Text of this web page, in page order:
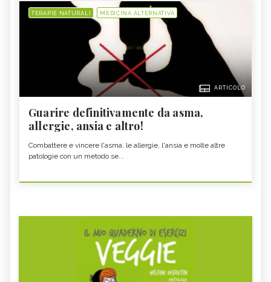
TERAPIE NATURALI MEDICINA ALTERNATIVA
ARTICOLO
Guarire definitivamente da asma,
allergie, ansia e altro!
Combattere e vincere l'asma, le allergie, l'ansia e molte altre
patologie con un metodo se...